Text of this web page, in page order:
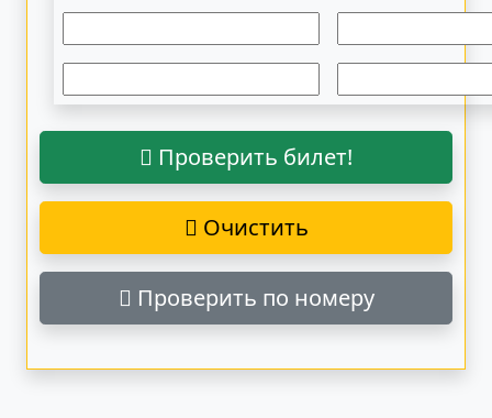
Проверить билет!
Очистить
Проверить по номеру